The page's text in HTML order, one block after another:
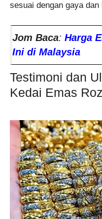
sesuai dengan gaya
Jom Baca: Harga
Ini di Malaysia
Testimoni dan
Kedai Emas